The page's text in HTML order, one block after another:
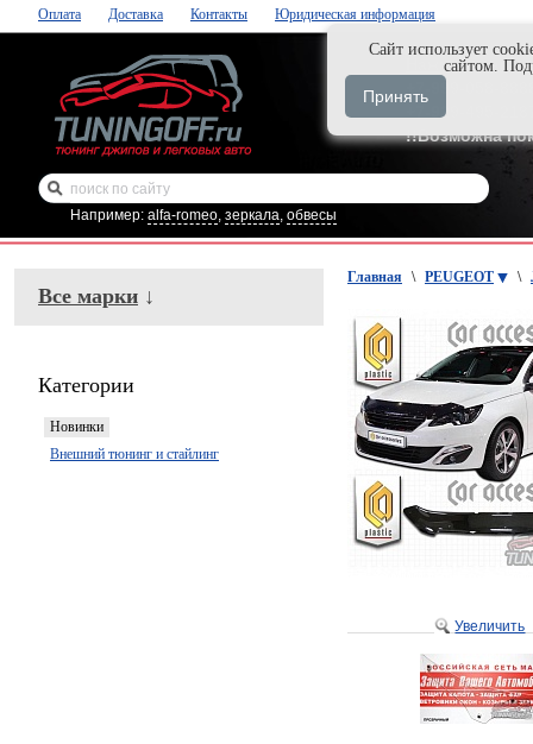
Оплата Доставка Контакты Юридическая информация
Нажми и
+7-929-495-
!!Возможна
Например: alfa-romeo, зеркала, обвесы
Все марки ↓
Категории
Новинки
Внешний тюнинг и стайлинг
Главная \ PEUGEOT \
Увеличить
Cайт использует
сайтом.
Принять